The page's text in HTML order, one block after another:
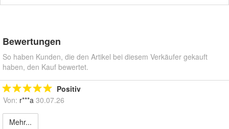
Bewertungen
So haben Kunden, die den Artikel bei diesem Verkäufer gekauft
haben, den Kauf bewertet.
Positiv
Von: r***a 30.07.26
Mehr...